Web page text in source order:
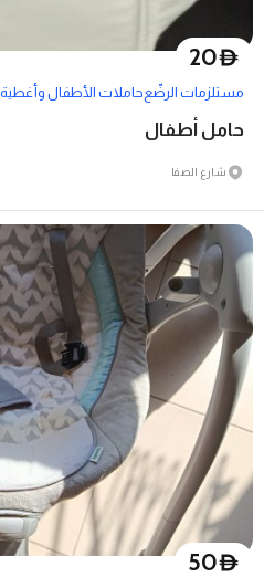
D
20
مستلزمات الرضّعحاملات الأطفال وأغطية
حامل أطفال
شارع الصفا
D
50